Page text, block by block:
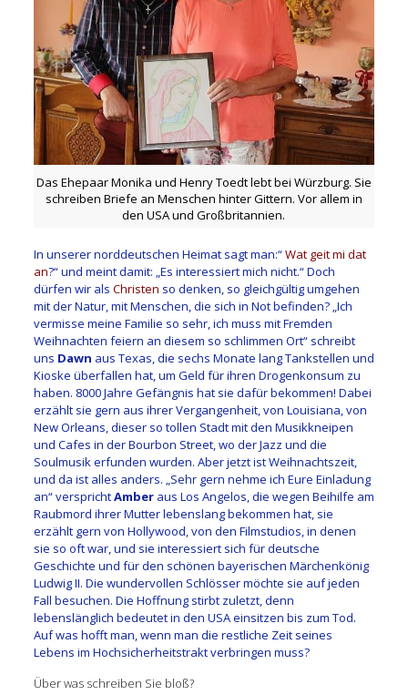
Das Ehepaar Monika und Henry Toedt lebt bei Würzburg. Sie
schreiben Briefe an Menschen hinter Gittern. Vor allem in
den USA und Großbritannien.
In unserer norddeutschen Heimat sagt man:“Wat geit mi dat
an?“ und meint damit: „Es interessiert mich nicht.“ Doch
dürfen wir als Christen so denken, so gleichgültig umgehen
mit der Natur, mit Menschen, die sich in Not befinden? „Ich
vermisse meine Familie so sehr, ich muss mit Fremden
Weihnachten feiern an diesem so schlimmen Ort“ schreibt
uns Dawn aus Texas, die sechs Monate lang Tankstellen und
Kioske überfallen hat, um Geld für ihren Drogenkonsum zu
haben. 8000 Jahre Gefängnis hat sie dafür bekommen! Dabei
erzählt sie gern aus ihrer Vergangenheit, von Louisiana, von
New Orleans, dieser so tollen Stadt mit den Musikkneipen
und Cafes in der Bourbon Street, wo der Jazz und die
Soulmusik erfunden wurden. Aber jetzt ist Weihnachtszeit,
und da ist alles anders. „Sehr gern nehme ich Eure Einladung
an“ versprichtAmberaus Los Angelos, die wegen Beihilfe am
Raubmord ihrer Mutter lebenslang bekommen hat, sie
erzählt gern von Hollywood, von den Filmstudios, in denen
sie so oft war, und sie interessiert sich für deutsche
Geschichte und für den schönen bayerischen Märchenkönig
Ludwig II. Die wundervollen Schlösser möchte sie auf jeden
Fall besuchen. Die Hoffnung stirbt zuletzt, denn
lebenslänglich bedeutet in den USA einsitzen bis zum Tod.
Auf was hofft man, wenn man die restliche Zeit seines
Lebens im Hochsicherheitstrakt verbringen muss?
Über was schreiben Sie bloß?